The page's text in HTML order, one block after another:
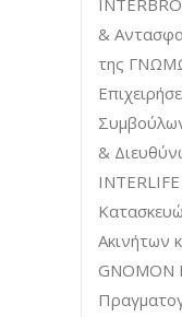
&
της
&
Ακινήτων
GNOMON